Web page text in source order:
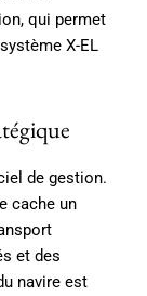
qui permet
X-EL
de gestion.
cache un
et des
navire est